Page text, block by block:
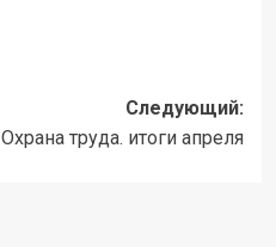
Следующий:
Охрана труда. итоги апреля